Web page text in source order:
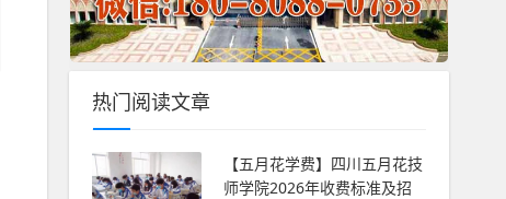
热门阅读文章
【五月花学费】四川五月花技
师学院2026年收费标准及招